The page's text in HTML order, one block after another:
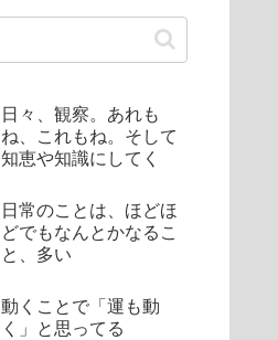
日々、観察。あれも
ね、これもね。そして
知恵や知識にしてく
日常のことは、ほどほ
どでもなんとかなるこ
と、多い
動くことで「運も動
く」と思ってる